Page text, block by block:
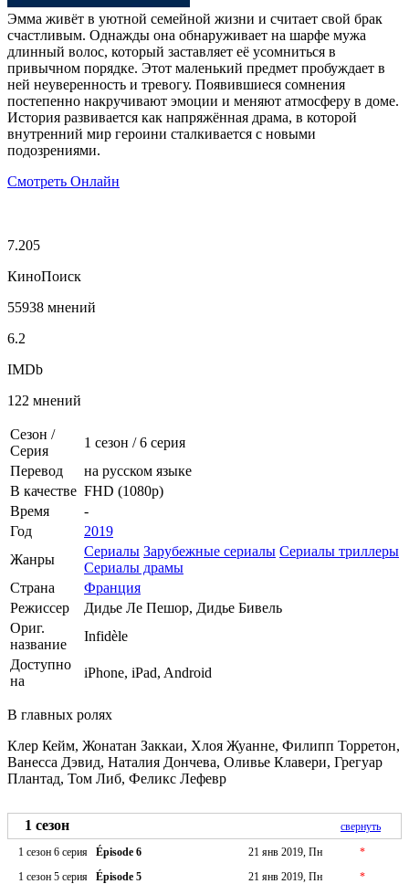
Эмма живёт в уютной семейной жизни и считает свой брак
счастливым. Однажды она обнаруживает на шарфе мужа
длинный волос, который заставляет её усомниться в
привычном порядке. Этот маленький предмет пробуждает в
ней неуверенность и тревогу. Появившиеся сомнения
постепенно накручивают эмоции и меняют атмосферу в доме.
История развивается как напряжённая драма, в которой
внутренний мир героини сталкивается с новыми
подозрениями.
Смотреть Онлайн
7.205
КиноПоиск
55938 мнений
6.2
IMDb
122 мнений
Сезон /
Серия
1 сезон /6 серия
Перевод
на русском языке
В качестве FHD (1080p)
Время
-
Год
2019
Жанры
Сериалы Зарубежные сериалы Сериалы триллеры
Сериалы драмы
Страна
Франция
Режиссер
Дидье Ле Пешор, Дидье Бивель
Ориг.
название
Infidèle
Доступно
на
iPhone, iPad, Android
В главных ролях
Клер Кейм, Жонатан Заккаи, Хлоя Жуанне, Филипп Торретон,
Ванесса Дэвид, Наталия Дончева, Оливье Клавери, Грегуар
Плантад, Том Либ, Феликс Лефевр
1 сезон
свернуть
1 сезон 6 серия
Épisode 6 21 янв 2019, Пн
*
1 сезон 5 серия
Épisode 5 21 янв 2019, Пн
*